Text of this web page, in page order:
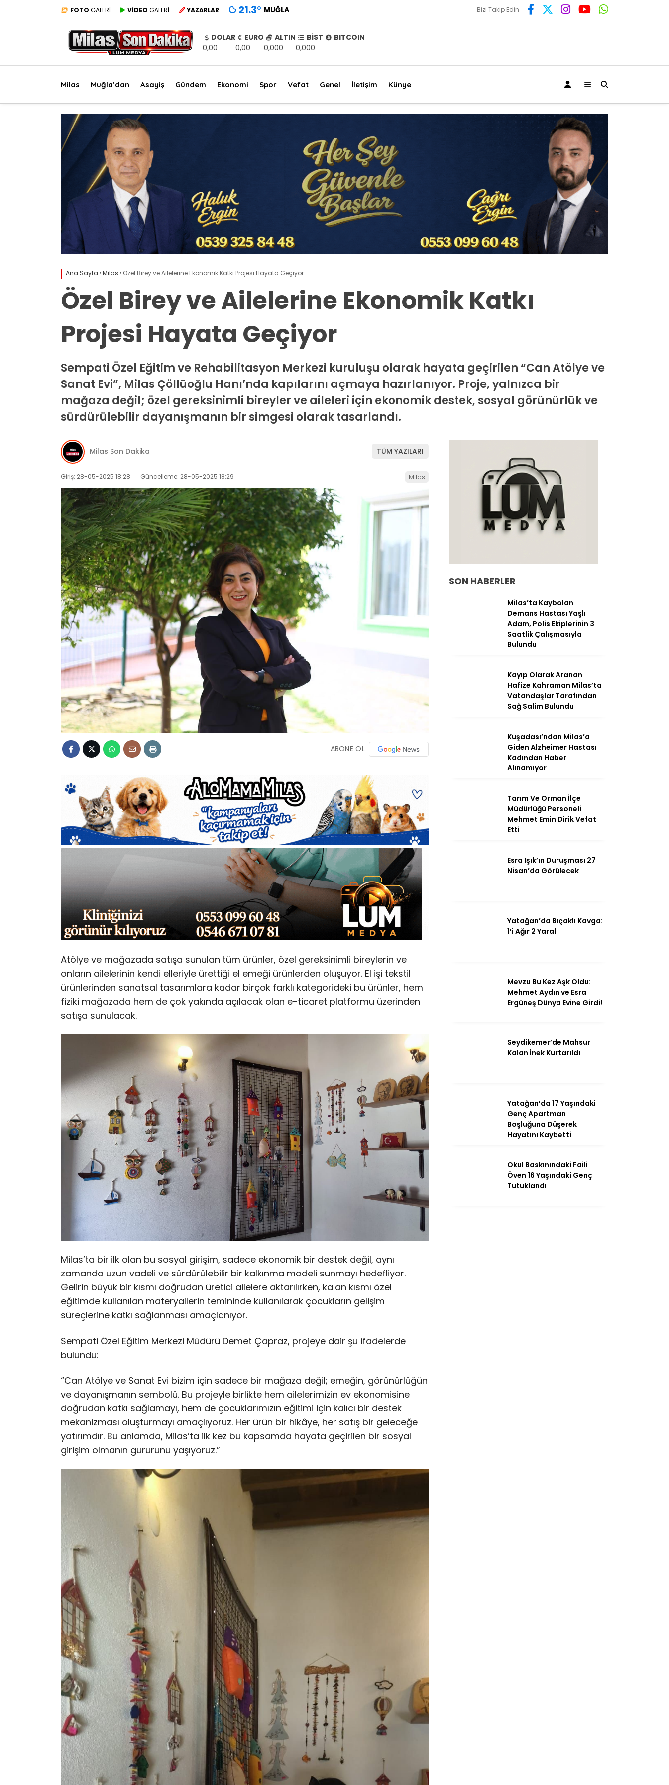
Milas
Vefat
Genel
Youtube
FOTO GALERİ VİDEO GALERİ YAZARLAR 21.3° MUĞLA Bizi Takip Edin
DOLAR
0,00
EURO
0,00
ALTIN
0,000
BİST
0,000
BITCOIN
Milas Muğla’dan Asayiş Gündem Ekonomi Spor Vefat Genel İletişim Künye
Ana Sayfa ›Milas › Özel Birey ve Ailelerine Ekonomik Katkı Projesi Hayata Geçiyor
Özel Birey ve Ailelerine Ekonomik Katkı
Projesi Hayata Geçiyor
Sempati Özel Eğitim ve Rehabilitasyon Merkezi kuruluşu olarak hayata geçirilen “Can Atölye ve
Sanat Evi”, Milas Çöllüoğlu Hanı’nda kapılarını açmaya hazırlanıyor. Proje, yalnızca bir
mağaza değil; özel gereksinimli bireyler ve aileleri için ekonomik destek, sosyal görünürlük ve
sürdürülebilir dayanışmanın bir simgesi olarak tasarlandı.
Milas Son Dakika TÜM YAZILARI
Giriş: 28-05-2025 18:28 Güncelleme: 28-05-2025 18:29 Milas
ABONE OL
Atölye ve mağazada satışa sunulan tüm ürünler, özel gereksinimli bireylerin ve
onların ailelerinin kendi elleriyle ürettiği el emeği ürünlerden oluşuyor. El işi tekstil
ürünlerinden sanatsal tasarımlara kadar birçok farklı kategorideki bu ürünler, hem
fiziki mağazada hem de çok yakında açılacak olan e-ticaret platformu üzerinden
satışa sunulacak.
Milas’ta bir ilk olan bu sosyal girişim, sadece ekonomik bir destek değil, aynı
zamanda uzun vadeli ve sürdürülebilir bir kalkınma modeli sunmayı hedefliyor.
Gelirin büyük bir kısmı doğrudan üretici ailelere aktarılırken, kalan kısmı özel
eğitimde kullanılan materyallerin temininde kullanılarak çocukların gelişim
süreçlerine katkı sağlanması amaçlanıyor.
Sempati Özel Eğitim Merkezi Müdürü Demet Çapraz, projeye dair şu ifadelerde
bulundu:
“Can Atölye ve Sanat Evi bizim için sadece bir mağaza değil; emeğin, görünürlüğün
ve dayanışmanın sembolü. Bu projeyle birlikte hem ailelerimizin ev ekonomisine
doğrudan katkı sağlamayı, hem de çocuklarımızın eğitimi için kalıcı bir destek
mekanizması oluşturmayı amaçlıyoruz. Her ürün bir hikâye, her satış bir geleceğe
yatırımdır. Bu anlamda, Milas’ta ilk kez bu kapsamda hayata geçirilen bir sosyal
girişim olmanın gururunu yaşıyoruz.”
SON HABERLER
Milas’ta Kaybolan
Demans Hastası Yaşlı
Adam, Polis Ekiplerinin 3
Saatlik Çalışmasıyla
Bulundu
Kayıp Olarak Aranan
Hafize Kahraman Milas’ta
Vatandaşlar Tarafından
Sağ Salim Bulundu
Kuşadası’ndan Milas’a
Giden Alzheimer Hastası
Kadından Haber
Alınamıyor
Tarım Ve Orman İlçe
Müdürlüğü Personeli
Mehmet Emin Dirik Vefat
Etti
Esra Işık’ın Duruşması 27
Nisan’da Görülecek
Yatağan’da Bıçaklı Kavga:
1’i Ağır 2 Yaralı
Mevzu Bu Kez Aşk Oldu:
Mehmet Aydın ve Esra
Ergüneş Dünya Evine Girdi!
Seydikemer’de Mahsur
Kalan İnek Kurtarıldı
Yatağan’da 17 Yaşındaki
Genç Apartman
Boşluğuna Düşerek
Hayatını Kaybetti
Okul Baskınındaki Faili
Öven 16 Yaşındaki Genç
Tutuklandı